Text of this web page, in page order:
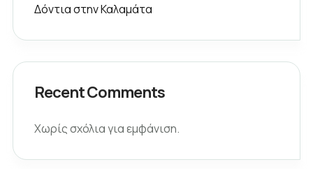
Δόντια στην Καλαμάτα
Recent Comments
Χωρίς σχόλια για εμφάνιση.